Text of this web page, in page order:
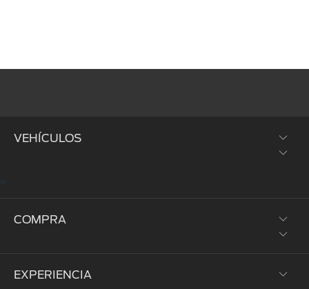
VEHÍCULOS
"
COMPRA
Prueba de Manejo
EXPERIENCIA